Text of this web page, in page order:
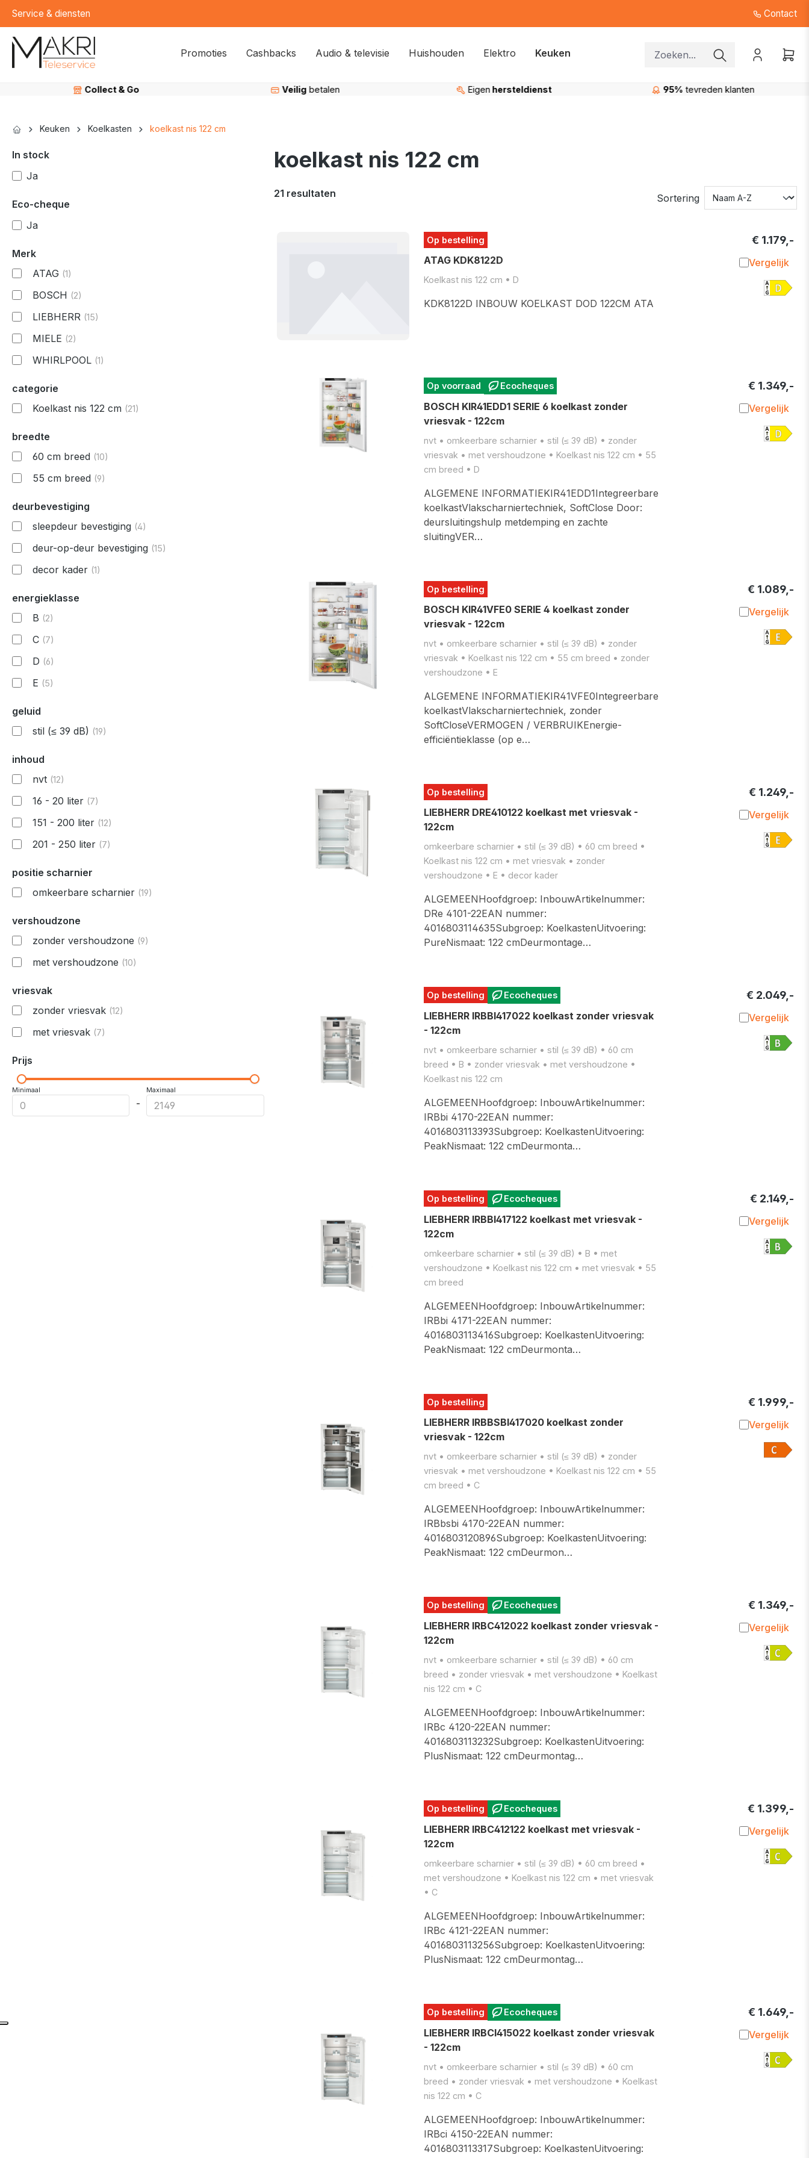
general.skipToNavigation
Service & diensten Contact
Promoties Cashbacks Audio & televisie Huishouden Elektro Keuken
Veiligbetalen Eigenhersteldienst 95% tevreden klanten Gratis leveringin de regio Beerse
Keuken Koelkasten koelkast nis 122 cm
In stock
Ja
Eco-cheque
Ja
Merk
ATAG (1)
BOSCH (2)
LIEBHERR (15)
MIELE (2)
WHIRLPOOL (1)
categorie
Koelkast nis 122 cm (21)
breedte
60 cm breed (10)
55 cm breed (9)
deurbevestiging
sleepdeur bevestiging (4)
deur-op-deur bevestiging (15)
decor kader (1)
energieklasse
B (2)
C (7)
D (6)
E (5)
geluid
stil (≤ 39 dB) (19)
inhoud
nvt (12)
16 - 20 liter (7)
151 - 200 liter (12)
201 - 250 liter (7)
positie scharnier
omkeerbare scharnier (19)
vershoudzone
zonder vershoudzone (9)
met vershoudzone (10)
vriesvak
zonder vriesvak (12)
met vriesvak (7)
Prijs
Minimaal
-
Maximaal
koelkast nis 122 cm
21 resultaten Sortering
Op bestelling
ATAG KDK8122D
Koelkast nis 122 cm • D
KDK8122D INBOUW KOELKAST DOD 122CM ATA
€ 1.179,-
Vergelijk
Op voorraad Ecocheques
BOSCH KIR41EDD1 SERIE 6 koelkast zonder
vriesvak - 122cm
nvt • omkeerbare scharnier • stil (≤ 39 dB) • zonder
vriesvak • met vershoudzone • Koelkast nis 122 cm • 55
cm breed • D
ALGEMENE INFORMATIEKIR41EDD1Integreerbare
koelkastVlakscharniertechniek, SoftClose Door:
deursluitingshulp metdemping en zachte
sluitingVER…
€ 1.349,-
Vergelijk
Op bestelling
BOSCH KIR41VFE0 SERIE 4 koelkast zonder
vriesvak - 122cm
nvt • omkeerbare scharnier • stil (≤ 39 dB) • zonder
vriesvak • Koelkast nis 122 cm • 55 cm breed • zonder
vershoudzone • E
ALGEMENE INFORMATIEKIR41VFE0Integreerbare
koelkastVlakscharniertechniek, zonder
SoftCloseVERMOGEN / VERBRUIKEnergie-
efficiëntieklasse (op e…
€ 1.089,-
Vergelijk
Op bestelling
LIEBHERR DRE410122 koelkast met vriesvak -
122cm
omkeerbare scharnier • stil (≤ 39 dB) • 60 cm breed •
Koelkast nis 122 cm • met vriesvak • zonder
vershoudzone • E • decor kader
ALGEMEENHoofdgroep: InbouwArtikelnummer:
DRe 4101-22EAN nummer:
4016803114635Subgroep: KoelkastenUitvoering:
PureNismaat: 122 cmDeurmontage…
€ 1.249,-
Vergelijk
Op bestelling Ecocheques
LIEBHERR IRBBI417022 koelkast zonder vriesvak
- 122cm
nvt • omkeerbare scharnier • stil (≤ 39 dB) • 60 cm
breed • B • zonder vriesvak • met vershoudzone •
Koelkast nis 122 cm
ALGEMEENHoofdgroep: InbouwArtikelnummer:
IRBbi 4170-22EAN nummer:
4016803113393Subgroep: KoelkastenUitvoering:
PeakNismaat: 122 cmDeurmonta…
€ 2.049,-
Vergelijk
Op bestelling Ecocheques
LIEBHERR IRBBI417122 koelkast met vriesvak -
122cm
omkeerbare scharnier • stil (≤ 39 dB) • B • met
vershoudzone • Koelkast nis 122 cm • met vriesvak • 55
cm breed
ALGEMEENHoofdgroep: InbouwArtikelnummer:
IRBbi 4171-22EAN nummer:
4016803113416Subgroep: KoelkastenUitvoering:
PeakNismaat: 122 cmDeurmonta…
€ 2.149,-
Vergelijk
Op bestelling
LIEBHERR IRBBSBI417020 koelkast zonder
vriesvak - 122cm
nvt • omkeerbare scharnier • stil (≤ 39 dB) • zonder
vriesvak • met vershoudzone • Koelkast nis 122 cm • 55
cm breed • C
ALGEMEENHoofdgroep: InbouwArtikelnummer:
IRBbsbi 4170-22EAN nummer:
4016803120896Subgroep: KoelkastenUitvoering:
PeakNismaat: 122 cmDeurmon…
€ 1.999,-
Vergelijk
Op bestelling Ecocheques
LIEBHERR IRBC412022 koelkast zonder vriesvak -
122cm
nvt • omkeerbare scharnier • stil (≤ 39 dB) • 60 cm
breed • zonder vriesvak • met vershoudzone • Koelkast
nis 122 cm • C
ALGEMEENHoofdgroep: InbouwArtikelnummer:
IRBc 4120-22EAN nummer:
4016803113232Subgroep: KoelkastenUitvoering:
PlusNismaat: 122 cmDeurmontag…
€ 1.349,-
Vergelijk
Op bestelling Ecocheques
LIEBHERR IRBC412122 koelkast met vriesvak -
122cm
omkeerbare scharnier • stil (≤ 39 dB) • 60 cm breed •
met vershoudzone • Koelkast nis 122 cm • met vriesvak
• C
ALGEMEENHoofdgroep: InbouwArtikelnummer:
IRBc 4121-22EAN nummer:
4016803113256Subgroep: KoelkastenUitvoering:
PlusNismaat: 122 cmDeurmontag…
€ 1.399,-
Vergelijk
Op bestelling Ecocheques
LIEBHERR IRBCI415022 koelkast zonder vriesvak
- 122cm
nvt • omkeerbare scharnier • stil (≤ 39 dB) • 60 cm
breed • zonder vriesvak • met vershoudzone • Koelkast
nis 122 cm • C
ALGEMEENHoofdgroep: InbouwArtikelnummer:
IRBci 4150-22EAN nummer:
4016803113317Subgroep: KoelkastenUitvoering:
€ 1.649,-
Vergelijk